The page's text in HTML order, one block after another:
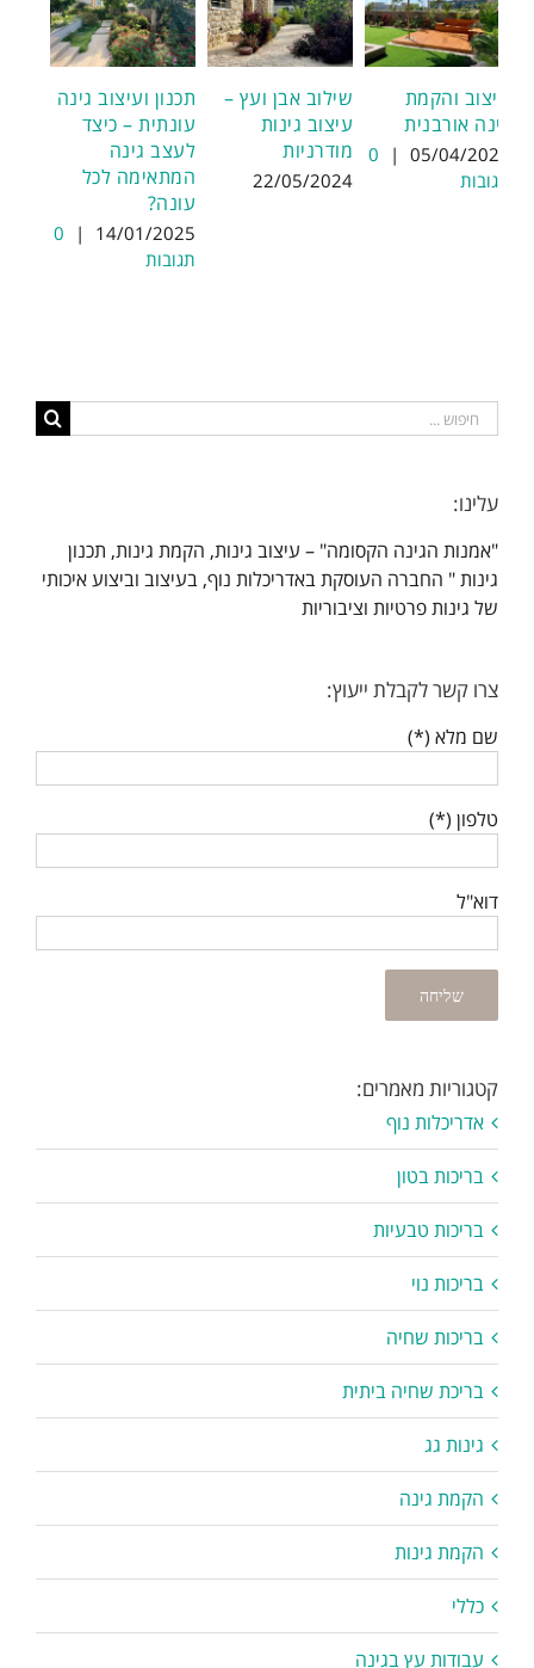
תכנון ועיצוב גינה
עונתית – כיצד
לעצב גינה
המתאימה לכל
עונה?
14/01/2025
|
0
תגובות
שילוב אבן ועץ –
עיצוב גינות
מודרניות
22/05/2024
עיצוב והקמת
גינה אורבנית
05/04/2022
|
0
תגובות
חיפוש...
עלינו:
"אמנות הגינה הקסומה" – עיצוב גינות, הקמת גינות, תכנון
גינות " החברה העוסקת באדריכלות נוף, בעיצוב וביצוע איכותי
של גינות פרטיות וציבוריות
צרו קשר לקבלת ייעוץ:
שם מלא (*)
טלפון (*)
דוא"ל
קטגוריות מאמרים:
אדריכלות נוף
בריכות בטון
בריכות טבעיות
בריכות נוי
בריכות שחיה
בריכת שחיה ביתית
גינות גג
הקמת גינה
הקמת גינות
כללי
עבודות עץ בגינה